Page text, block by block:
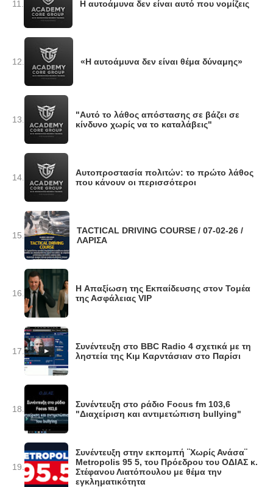
11. Η αυτοάμυνα δεν είναι αυτό που νομίζεις
12. «Η αυτοάμυνα δεν είναι θέμα δύναμης»
13.
"Αυτό το λάθος απόστασης σε βάζει σε
κίνδυνο χωρίς να το καταλάβεις"
14.
Αυτοπροστασία πολιτών: το πρώτο λάθος
που κάνουν οι περισσότεροι
15.
TACTICAL DRIVING COURSE / 07-02-26 /
ΛΑΡΙΣΑ
16.
H Απαξίωση της Εκπαίδευσης στον Τομέα
της Ασφάλειας VIP
17.
Συνέντευξη στο BBC Radio 4 σχετικά με τη
ληστεία της Κιμ Καρντάσιαν στο Παρίσι
18.
Συνέντευξη στο ράδιο Focus fm 103,6
"Διαχείριση και αντιμετώπιση bullying"
19.
Συνέντευξη στην εκπομπή ¨Χωρίς Ανάσα¨
Metropolis 95 5, του Πρόεδρου του ΟΔΙΑΣ κ.
Στέφανου Λιατόπουλου με θέμα την
εγκληματικότητα